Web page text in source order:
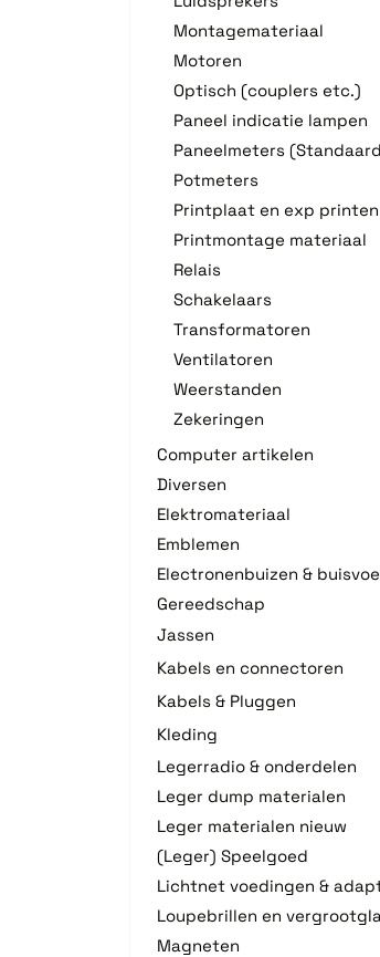
Montagemateriaal
Motoren
Optisch (couplers etc.)
Paneel indicatie lampen
Paneelmeters
Potmeters
Printplaat en exp printen
Printmontage materiaal
Relais
Schakelaars
Transformatoren
Ventilatoren
Weerstanden
Zekeringen
Computer artikelen
Diversen
Elektromateriaal
Emblemen
Electronenbuizen &
Gereedschap
Jassen
Kabels en connectoren
Kabels & Pluggen
Kleding
Legerradio & onderdelen
Leger dump materialen
Leger materialen nieuw
(Leger) Speelgoed
Lichtnet voedingen &
Loupebrillen en
Magneten